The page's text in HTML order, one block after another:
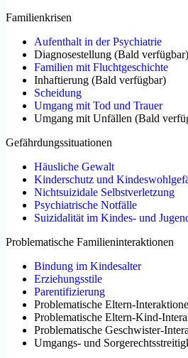
Familienkrisen
Aufenthalt in der Psychiatrie
Diagnosestellung (Bald verfügbar)
Familien mit Fluchtgeschichte
Inhaftierung (Bald verfügbar)
Scheidung
Umgang mit Tod und Trauer
Umgang mit Unfällen (Bald
Gefährdungssituationen
Häusliche Gewalt
Kinderschutz und
Nichtsuizidale Selbstverletzung
Psychiatrische Notfälle
Suizidalität im Kindes- und
Problematische Familieninteraktionen
Bindung im Kindesalter
Erziehungsstile
Parentifizierung
Problematische Eltern-
Problematische Eltern-Kind-
Problematische Geschwister-
Umgangs- und